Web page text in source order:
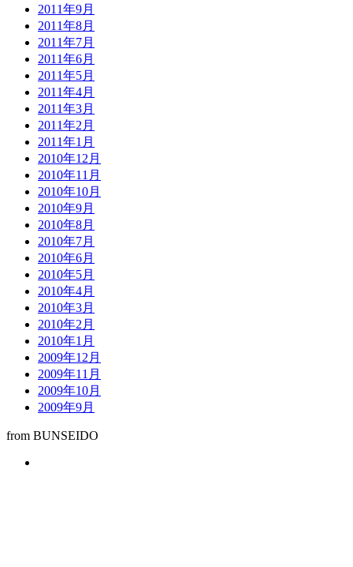
2011年9月
2011年8月
2011年7月
2011年6月
2011年5月
2011年4月
2011年3月
2011年2月
2011年1月
2010年12月
2010年11月
2010年10月
2010年9月
2010年8月
2010年7月
2010年6月
2010年5月
2010年4月
2010年3月
2010年2月
2010年1月
2009年12月
2009年11月
2009年10月
2009年9月
from BUNSEIDO